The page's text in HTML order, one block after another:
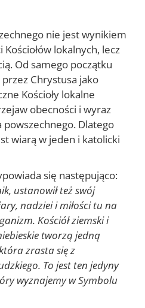
nie jest wynikiem
lokalnych, lecz
Od samego początku
przez Chrystusa jako
Kościoły lokalne
obecności i wyraz
powszechnego. Dlatego
wiarą w jeden i katolicki
się następująco:
ustanowił też swój
nadziei i miłości tu na
Kościół ziemski i
tworzą jedną
zrasta się z
To jest ten jedyny
wyznajemy w Symbolu